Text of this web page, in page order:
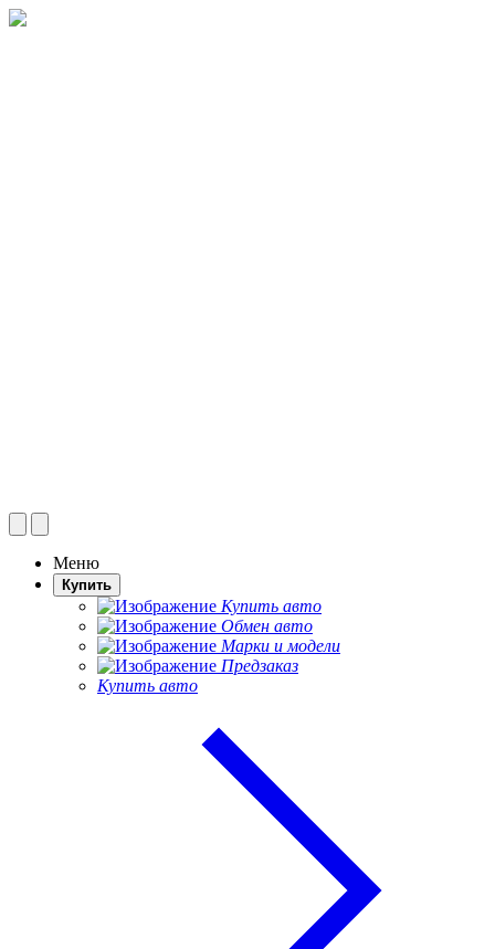
Меню
Купить
Купить авто
Обмен авто
Марки и модели
Предзаказ
Купить авто